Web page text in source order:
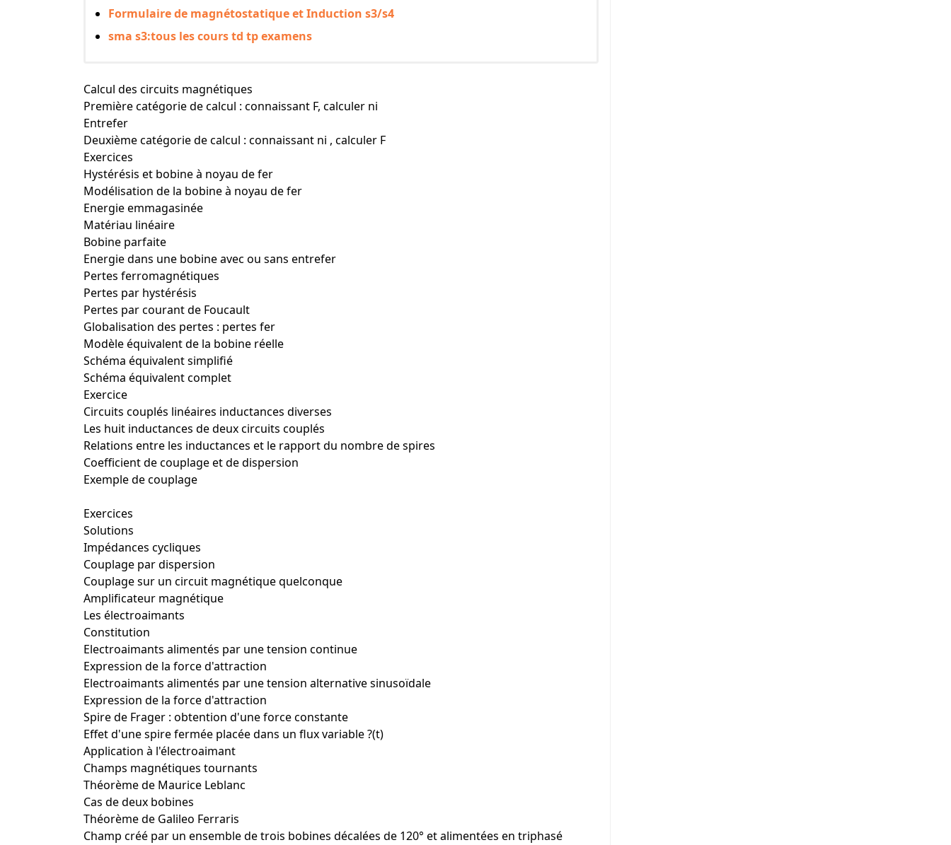
Formulaire de magnétostatique et Induction s3/s4
sma s3:tous les cours td tp examens
Calcul des circuits magnétiques
Première catégorie de calcul : connaissant F, calculer ni
Entrefer
Deuxième catégorie de calcul : connaissant ni , calculer F
Exercices
Hystérésis et bobine à noyau de fer
Modélisation de la bobine à noyau de fer
Energie emmagasinée
Matériau linéaire
Bobine parfaite
Energie dans une bobine avec ou sans entrefer
Pertes ferromagnétiques
Pertes par hystérésis
Pertes par courant de Foucault
Globalisation des pertes : pertes fer
Modèle équivalent de la bobine réelle
Schéma équivalent simplifié
Schéma équivalent complet
Exercice
Circuits couplés linéaires inductances diverses
Les huit inductances de deux circuits couplés
Relations entre les inductances et le rapport du nombre de spires
Coefficient de couplage et de dispersion
Exemple de couplage
Exercices
Solutions
Impédances cycliques
Couplage par dispersion
Couplage sur un circuit magnétique quelconque
Amplificateur magnétique
Les électroaimants
Constitution
Electroaimants alimentés par une tension continue
Expression de la force d'attraction
Electroaimants alimentés par une tension alternative sinusoïdale
Expression de la force d'attraction
Spire de Frager : obtention d'une force constante
Effet d'une spire fermée placée dans un flux variable ?(t)
Application à l'électroaimant
Champs magnétiques tournants
Théorème de Maurice Leblanc
Cas de deux bobines
Théorème de Galileo Ferraris
Champ créé par un ensemble de trois bobines décalées de 120° et alimentées en triphasé